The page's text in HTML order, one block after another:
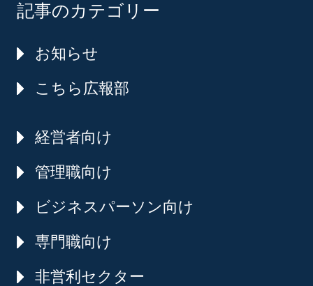
記事のカテゴリー
お知らせ
こちら広報部
経営者向け
管理職向け
ビジネスパーソン向け
専門職向け
非営利セクター